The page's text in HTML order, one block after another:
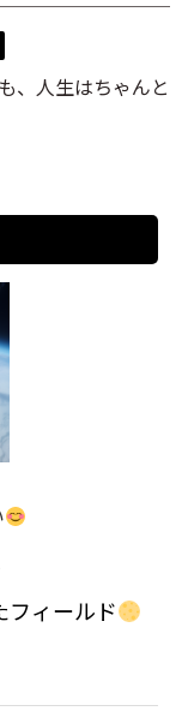
、人生はちゃんと
ィールド